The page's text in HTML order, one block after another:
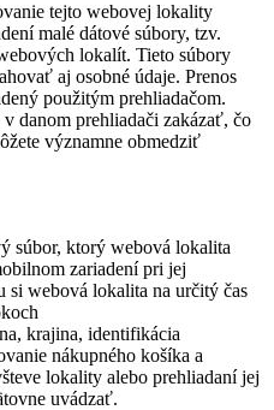
tejto webovej lokality
malé dátové súbory, tzv.
lokalít. Tieto súbory
aj osobné údaje. Prenos
použitým prehliadačom.
danom prehliadači zakázať, čo
významne obmedziť
ktorý webová lokalita
zariadení pri jej
si webová lokalita na určitý čas
krajina, identifikácia
nákupného košíka a
lokality alebo prehliadaní jej
uvádzať.